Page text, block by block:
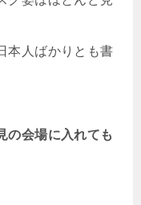
本人ばかりとも書
の会場に入れても